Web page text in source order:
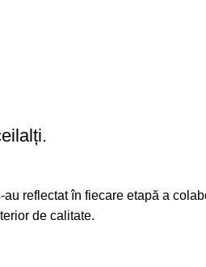
reflectat în fiecare etapă a
de calitate.